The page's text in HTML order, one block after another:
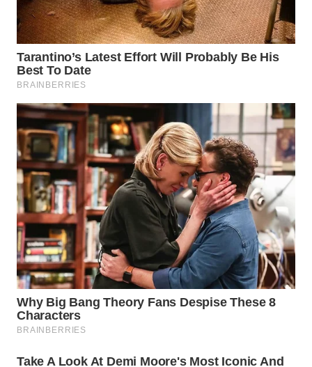
WN
BINTAN
WN
MANDALIKA
WN
LIKUPANG
WN
LABUANBAJO
WN
BORNEO
Wahana
Media
Group
WAHANA
NEWS